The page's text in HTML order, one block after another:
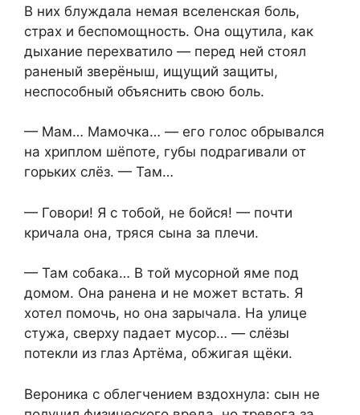
В них блуждала немая вселенская боль,
страх и беспомощность. Она ощутила, как
дыхание перехватило — перед ней стоял
раненый зверёныш, ищущий защиты,
неспособный объяснить свою боль.
— Мам… Мамочка… — его голос обрывался
на хриплом шёпоте, губы подрагивали от
горьких слёз. — Там…
— Говори! Я с тобой, не бойся! — почти
кричала она, тряся сына за плечи.
— Там собака… В той мусорной яме под
домом. Она ранена и не может встать. Я
хотел помочь, но она зарычала. На улице
стужа, сверху падает мусор… — слёзы
потекли из глаз Артёма, обжигая щёки.
Вероника с облегчением вздохнула: сын не